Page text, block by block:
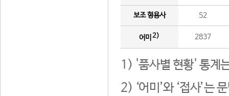
보조 형용사 52
어미 2) 2837
1) '품사별 현황' 통계
2) ‘어미’와 ‘접사’는